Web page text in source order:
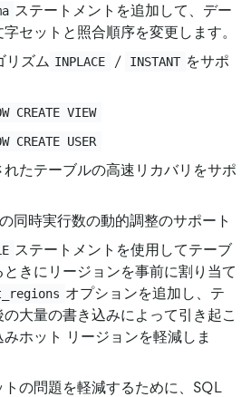
ステートメントを追加して、デー
セットと照合順序を変更します。
リズム INPLACE / INSTANT をサポ
CREATE VIEW
CREATE USER
たテーブルの高速リカバリをサポ
同時実行数の動的調整のサポート
ステートメントを使用してテーブ
ときにリージョンを事前に割り当て
オプションを追加し、テ
大量の書き込みによって引き起こ
ホット リージョンを軽減しま
の問題を軽減するために、SQL